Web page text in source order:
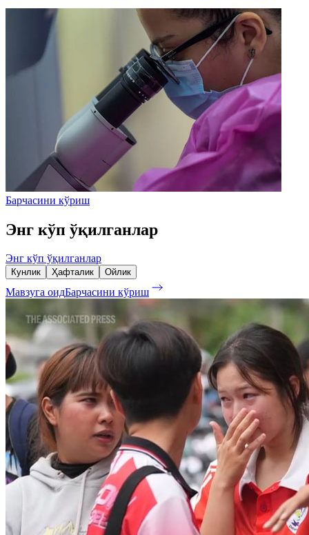
Барчасини кўриш
Энг кўп ўқилганлар
Энг кўп ўқилганлар
Кунлик Ҳафталик Ойлик
Мавзуга оидБарчасини кўриш